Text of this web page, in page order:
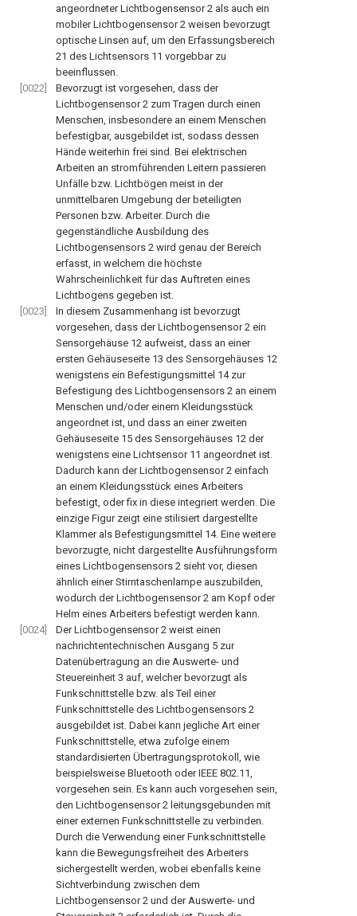
angeordneter Lichtbogensensor2 als auch ein
mobiler Lichtbogensensor2 weisen bevorzugt
optische Linsen auf, um den Erfassungsbereich
21 des Lichtsensors 11 vorgebbar zu
beeinflussen.
[0022]
Bevorzugt ist vorgesehen, dass der
Lichtbogensensor2 zum Tragen durch einen
Menschen, insbesondere an einem Menschen
befestigbar, ausgebildet ist, sodass dessen
Hände weiterhin frei sind. Bei elektrischen
Arbeiten an stromführenden Leitern passieren
Unfälle bzw. Lichtbögen meist in der
unmittelbaren Umgebung der beteiligten
Personen bzw. Arbeiter. Durch die
gegenständliche Ausbildung des
Lichtbogensensors 2 wird genau der Bereich
erfasst, in welchem die höchste
Wahrscheinlichkeit für das Auftreten eines
Lichtbogens gegeben ist.
[0023]
In diesem Zusammenhang ist bevorzugt
vorgesehen, dass der Lichtbogensensor2 ein
Sensorgehäuse 12 aufweist, dass an einer
ersten Gehäuseseite 13 des Sensorgehäuses 12
wenigstens ein Befestigungsmittel 14zur
Befestigung des Lichtbogensensors 2 an einem
Menschen und/oder einem Kleidungsstück
angeordnet ist, und dass an einer zweiten
Gehäuseseite 15 des Sensorgehäuses 12 der
wenigstens eine Lichtsensor 11 angeordnet ist.
Dadurch kann der Lichtbogensensor2 einfach
an einem Kleidungsstück eines Arbeiters
befestigt, oder fix in diese integriert werden. Die
einzige Figur zeigt eine stilisiert dargestellte
Klammer als Befestigungsmittel 14. Eine weitere
bevorzugte, nicht dargestellte Ausführungsform
eines Lichtbogensensors 2 sieht vor, diesen
ähnlich einer Stirntaschenlampe auszubilden,
wodurch der Lichtbogensensor2 am Kopf oder
Helm eines Arbeiters befestigt werden kann.
[0024]
Der Lichtbogensensor2 weist einen
nachrichtentechnischen Ausgang 5 zur
Datenübertragung an die Auswerte- und
Steuereinheit 3 auf, welcher bevorzugt als
Funkschnittstelle bzw. als Teil einer
Funkschnittstelle des Lichtbogensensors 2
ausgebildet ist. Dabei kann jegliche Art einer
Funkschnittstelle, etwa zufolge einem
standardisierten Übertragungsprotokoll, wie
beispielsweise Bluetooth oderIEEE 802.11,
vorgesehen sein. Es kann auch vorgesehen sein,
den Lichtbogensensor2 leitungsgebunden mit
einer externen Funkschnittstelle zu verbinden.
Durch die Verwendung einer Funkschnittstelle
kann die Bewegungsfreiheit des Arbeiters
sichergestellt werden, wobei ebenfalls keine
Sichtverbindung zwischen dem
Lichtbogensensor2 und der Auswerte- und